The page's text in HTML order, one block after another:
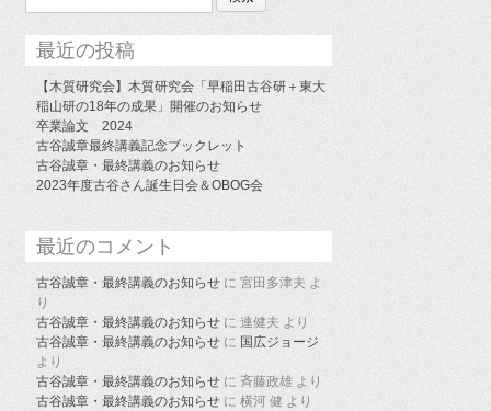
ェクト,次世代医療研究会,田野畑村支
援,美濃加茂プロジェクト
最近の投稿
【木質研究会】木質研究会「早稲田古谷研＋東大
稲山研の18年の成果」開催のお知らせ
卒業論文 2024
古谷誠章最終講義記念ブックレット
古谷誠章・最終講義のお知らせ
2023年度古谷さん誕生日会＆OBOG会
最近のコメント
古谷誠章・最終講義のお知らせ に宮田多津夫 よ
り
古谷誠章・最終講義のお知らせ に連健夫 より
古谷誠章・最終講義のお知らせ に 国広ジョージ
より
古谷誠章・最終講義のお知らせ に 斉藤政雄 より
古谷誠章・最終講義のお知らせ に横河 健 より